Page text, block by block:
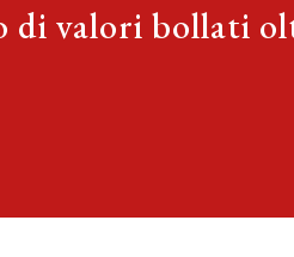
di valori bollati